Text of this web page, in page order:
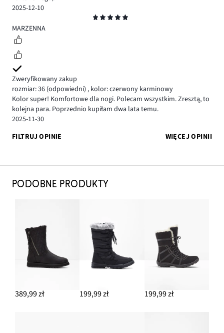
2025-12-10
5
MARZENNA
Zweryfikowany zakup
rozmiar: 36 (odpowiedni) , kolor: czerwony karminowy
Kolor super! Komfortowe dla nogi. Polecam wszystkim. Zresztą, to
kolejna para. Poprzednio kupiłam dwa lata temu.
2025-11-30
FILTRUJ OPINIE
WIĘCEJ OPINII
PODOBNE PRODUKTY
389,99 zł 199,99 zł 199,99 zł